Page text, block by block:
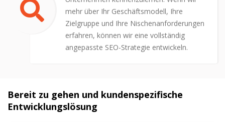
mehr über Ihr Geschäftsmodell, Ihre
Zielgruppe und Ihre Nischenanforderungen
erfahren, können wir eine vollständig
angepasste SEO-Strategie entwickeln.
Bereit zu gehen und kundenspezifische
Entwicklungslösung